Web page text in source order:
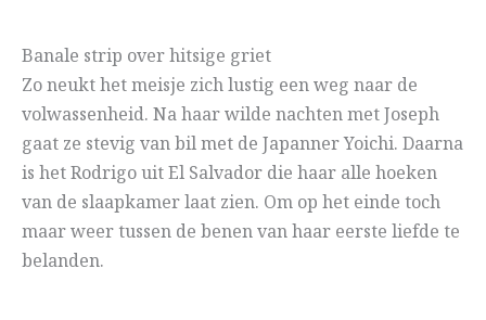
Banale strip over hitsige griet
Zo neukt het meisje zich lustig een weg naar de
volwassenheid. Na haar wilde nachten met Joseph
gaat ze stevig van bil met de Japanner Yoichi. Daarna
is het Rodrigo uit El Salvador die haar alle hoeken
van de slaapkamer laat zien. Om op het einde toch
maar weer tussen de benen van haar eerste liefde te
belanden.